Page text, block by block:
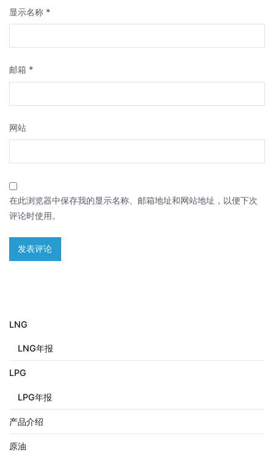
显示名称 *
邮箱 *
网站
在此浏览器中保存我的显示名称、邮箱地址和网站地址，以便下次
评论时使用。
LNG
LNG年报
LPG
LPG年报
产品介绍
原油